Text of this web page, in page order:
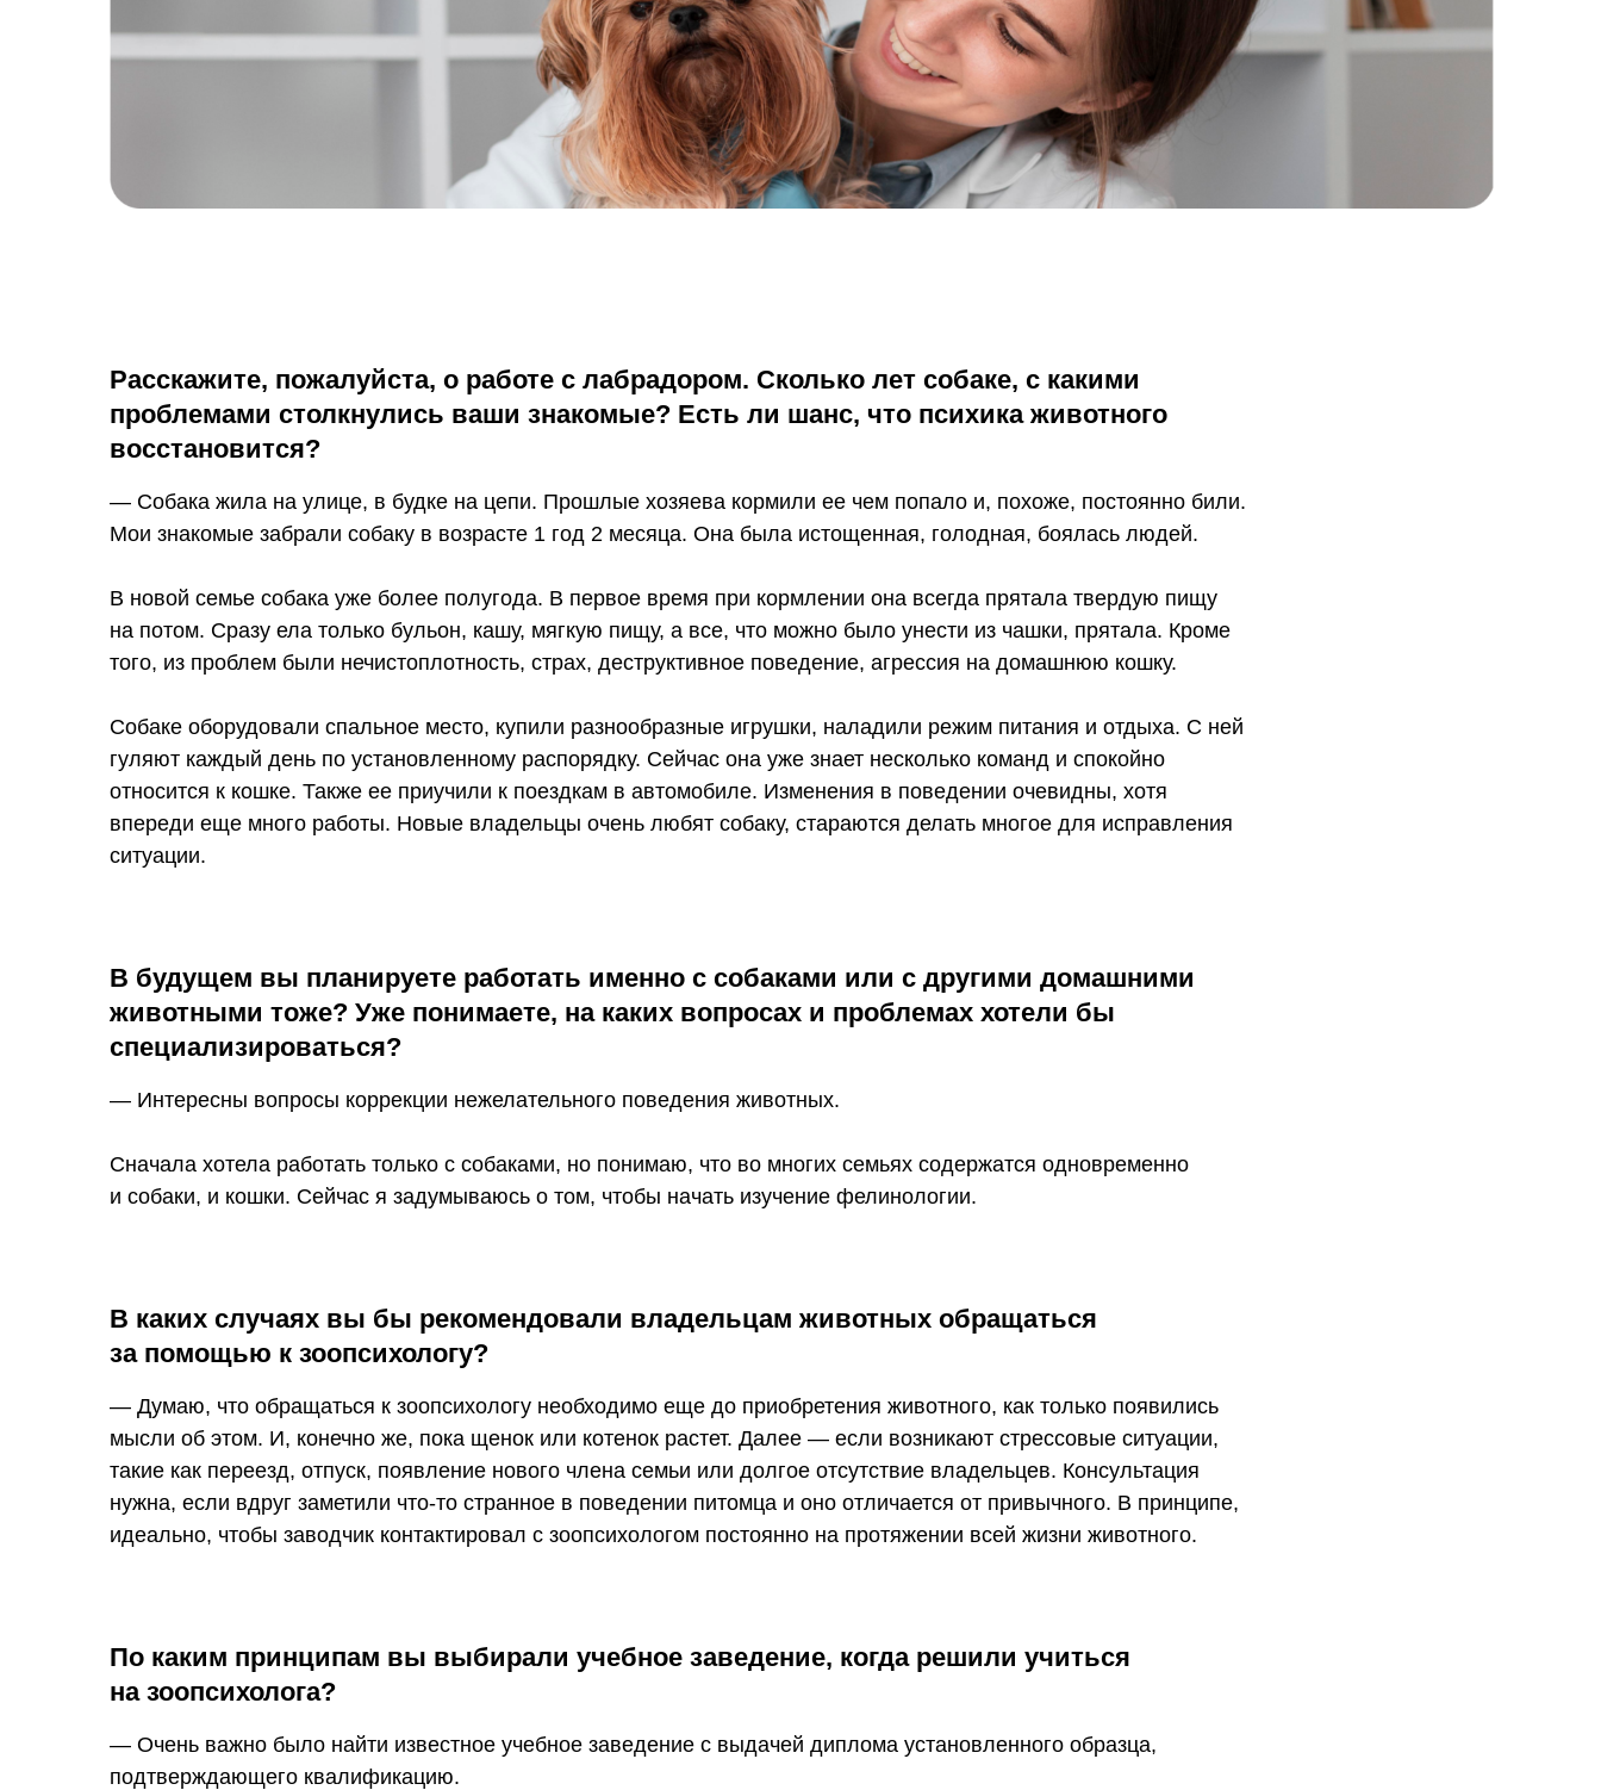
Расскажите, пожалуйста, о работе с лабрадором. Сколько лет собаке, с какими
проблемами столкнулись ваши знакомые? Есть ли шанс, что психика животного
восстановится?
— Собака жила на улице, в будке на цепи. Прошлые хозяева кормили ее чем попало и, похоже, постоянно били.
Мои знакомые забрали собаку в возрасте 1 год 2 месяца. Она была истощенная, голодная, боялась людей.
В новой семье собака уже более полугода. В первое время при кормлении она всегда прятала твердую пищу
на потом. Сразу ела только бульон, кашу, мягкую пищу, а все, что можно было унести из чашки, прятала. Кроме
того, из проблем были нечистоплотность, страх, деструктивное поведение, агрессия на домашнюю кошку.
Собаке оборудовали спальное место, купили разнообразные игрушки, наладили режим питания и отдыха. С ней
гуляют каждый день по установленному распорядку. Сейчас она уже знает несколько команд и спокойно
относится к кошке. Также ее приучили к поездкам в автомобиле. Изменения в поведении очевидны, хотя
впереди еще много работы. Новые владельцы очень любят собаку, стараются делать многое для исправления
ситуации.
В будущем вы планируете работать именно с собаками или с другими домашними
животными тоже? Уже понимаете, на каких вопросах и проблемах хотели бы
специализироваться?
— Интересны вопросы коррекции нежелательного поведения животных.
Сначала хотела работать только с собаками, но понимаю, что во многих семьях содержатся одновременно
и собаки, и кошки. Сейчас я задумываюсь о том, чтобы начать изучение фелинологии.
В каких случаях вы бы рекомендовали владельцам животных обращаться
за помощью к зоопсихологу?
— Думаю, что обращаться к зоопсихологу необходимо еще до приобретения животного, как только появились
мысли об этом. И, конечно же, пока щенок или котенок растет. Далее — если возникают стрессовые ситуации,
такие как переезд, отпуск, появление нового члена семьи или долгое отсутствие владельцев. Консультация
нужна, если вдруг заметили что-то странное в поведении питомца и оно отличается от привычного. В принципе,
идеально, чтобы заводчик контактировал с зоопсихологом постоянно на протяжении всей жизни животного.
По каким принципам вы выбирали учебное заведение, когда решили учиться
на зоопсихолога?
— Очень важно было найти известное учебное заведение с выдачей диплома установленного образца,
подтверждающего квалификацию.